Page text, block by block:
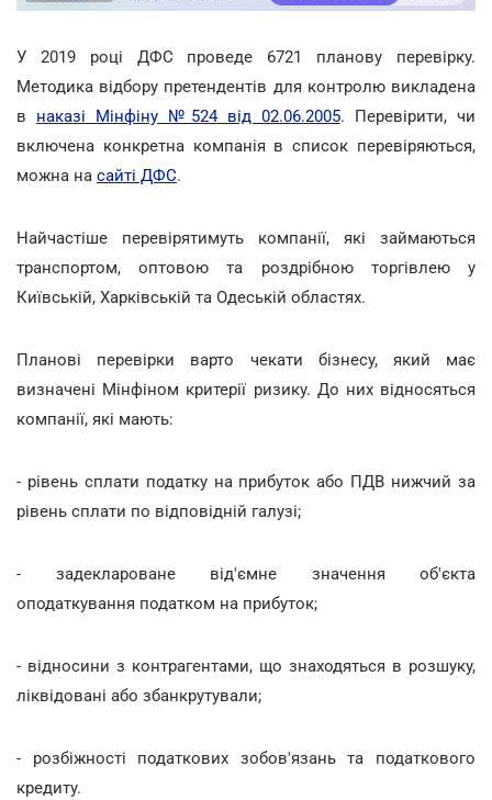
У 2019 році ДФС проведе 6721 планову перевірку.
Методика відбору претендентів для контролю викладена
в наказі Мінфіну №524 від 02.06.2005. Перевірити, чи
включена конкретна компанія в список перевіряються,
можна на сайті ДФС.
Найчастіше перевірятимуть компанії, які займаються
транспортом, оптовою та роздрібною торгівлею у
Київській, Харківській та Одеській областях.
Планові перевірки варто чекати бізнесу, який має
визначені Мінфіном критерії ризику. До них відносяться
компанії, які мають:
- рівень сплати податку на прибуток або ПДВ нижчий за
рівень сплати по відповідній галузі;
- задеклароване від'ємне значення об'єкта
оподаткування податком на прибуток;
- відносини з контрагентами, що знаходяться в розшуку,
ліквідовані або збанкрутували;
- розбіжності податкових зобов'язань та податкового
кредиту.